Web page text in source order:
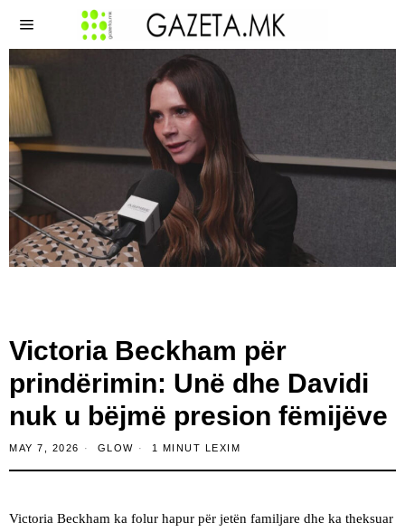
Victoria Beckham për
prindërimin: Unë dhe Davidi
nuk u bëjmë presion fëmijëve
MAY 7, 2026 GLOW 1 MINUT LEXIM
Victoria Beckham ka folur hapur për jetën familjare dhe ka theksuar